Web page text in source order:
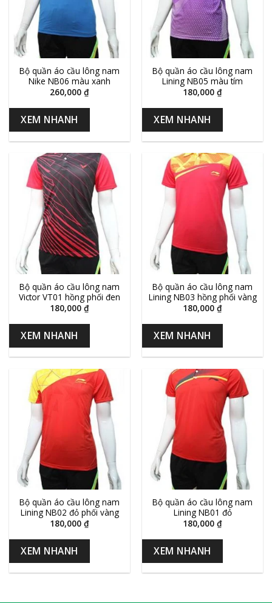
Bộ quần áo cầu lông nam
Nike NB06 màu xanh
260,000 ₫
XEM NHANH
Bộ quần áo cầu lông nam
Lining NB05 màu tím
180,000 ₫
XEM NHANH
Bộ quần áo cầu lông nam
Victor VT01 hồng phối đen
180,000 ₫
XEM NHANH
Bộ quần áo cầu lông nam
Lining NB03 hồng phối vàng
180,000 ₫
XEM NHANH
Bộ quần áo cầu lông nam
Lining NB02 đỏ phối vàng
180,000 ₫
XEM NHANH
Bộ quần áo cầu lông nam
Lining NB01 đỏ
180,000 ₫
XEM NHANH